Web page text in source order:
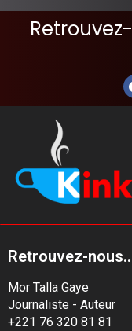
Retrouvez-
Mor Talla Gaye
Journaliste - Auteur
+221 76 320 81 81